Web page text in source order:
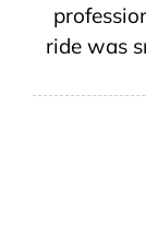
ride was